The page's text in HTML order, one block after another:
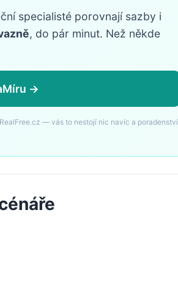
specialisté porovnají sazby i
, do pár minut. Než někde
→
— vás to nestojí nic navíc a poradenství